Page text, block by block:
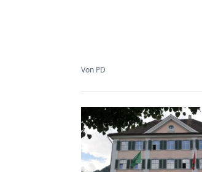
Von PD